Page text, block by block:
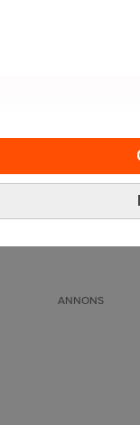
av att tillsätta
Tryggt.
ANNONS